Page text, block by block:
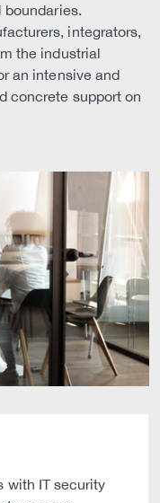
integrators,
the industrial
an intensive and
concrete support on
with IT security